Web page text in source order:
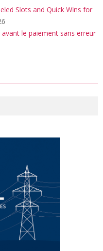
Slots and Quick Wins for
le paiement sans erreur